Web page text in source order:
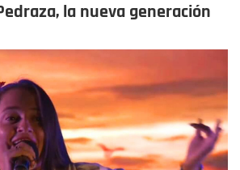
la nueva generación